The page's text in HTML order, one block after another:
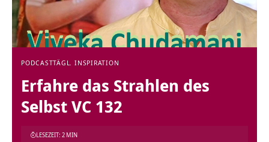
PODCASTTÄGL. INSPIRATION
Erfahre das Strahlen des
Selbst VC 132
LESEZEIT: 2 MIN